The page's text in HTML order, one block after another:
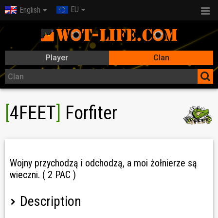
English EU
Player Clan
4FEET Forfiter
Woj­ny przychodzą i od­chodzą, a moi żołnie­rze są
wieczni. ( 2 PAC )
Description